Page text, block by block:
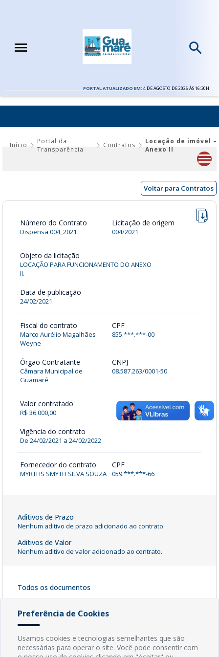
PORTAL ATUALIZADO EM: 4 DE AGOSTO DE 2026 ÀS 16:30H
Início
Portal da
Transparência
Contratos
Locação de imóvel –
Anexo II
Voltar para Contratos
Número do Contrato
Dispensa 004_2021
Licitação de origem
004/2021
Objeto da licitação
LOCAÇÃO PARA FUNCIONAMENTO DO ANEXO
II.
Data de publicação
24/02/2021
Fiscal do contrato
Marco Aurélio Magalhães
Weyne
CPF
855.***.***-00
Órgao Contratante
Câmara Municipal de
Guamaré
CNPJ
08.587.263/0001-50
Valor contratado
R$ 36.000,00
Vigência do contrato
De 24/02/2021 a 24/02/2022
Fornecedor do contrato
MYRTHS SMYTH SILVA SOUZA
CPF
059.***.***-66
Aditivos de Prazo
Nenhum aditivo de prazo adicionado ao contrato.
Aditivos de Valor
Nenhum aditivo de valor adicionado ao contrato.
Todos os documentos
Locação de Imóvel - Anexo II [ pdf - 837kb ]
Baixar Arquivo
Preferência de Cookies
Usamos cookies e tecnologias semelhantes que são
necessárias para operar o site. Você pode consentir com